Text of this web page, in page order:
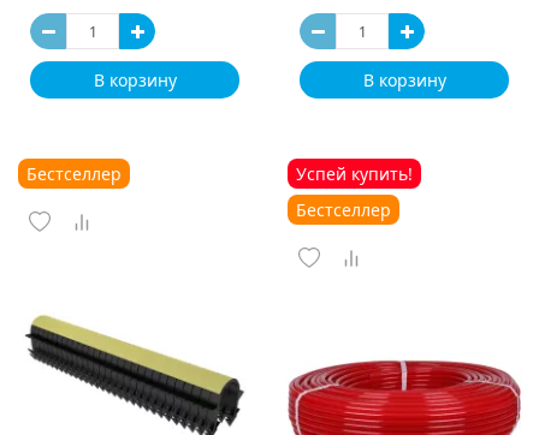
В корзину В корзину
Бестселлер
Успей купить!
Бестселлер